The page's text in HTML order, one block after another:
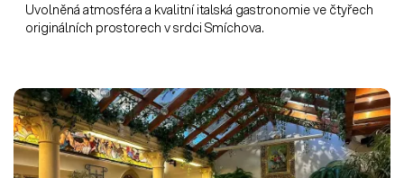
Uvolněná atmosféra a kvalitní italská gastronomie ve čtyřech
originálních prostorech v srdci Smíchova.